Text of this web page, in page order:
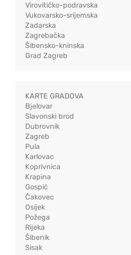
Virovitičko-podravska
Vukovarsko-srijemska
Zadarska
Zagrebačka
Šibensko-kninska
Grad Zagreb
KARTE GRADOVA
Bjelovar
Slavonski brod
Dubrovnik
Zagreb
Pula
Karlovac
Koprivnica
Krapina
Gospić
Čakovec
Osijek
Požega
Rijeka
Šibenik
Sisak